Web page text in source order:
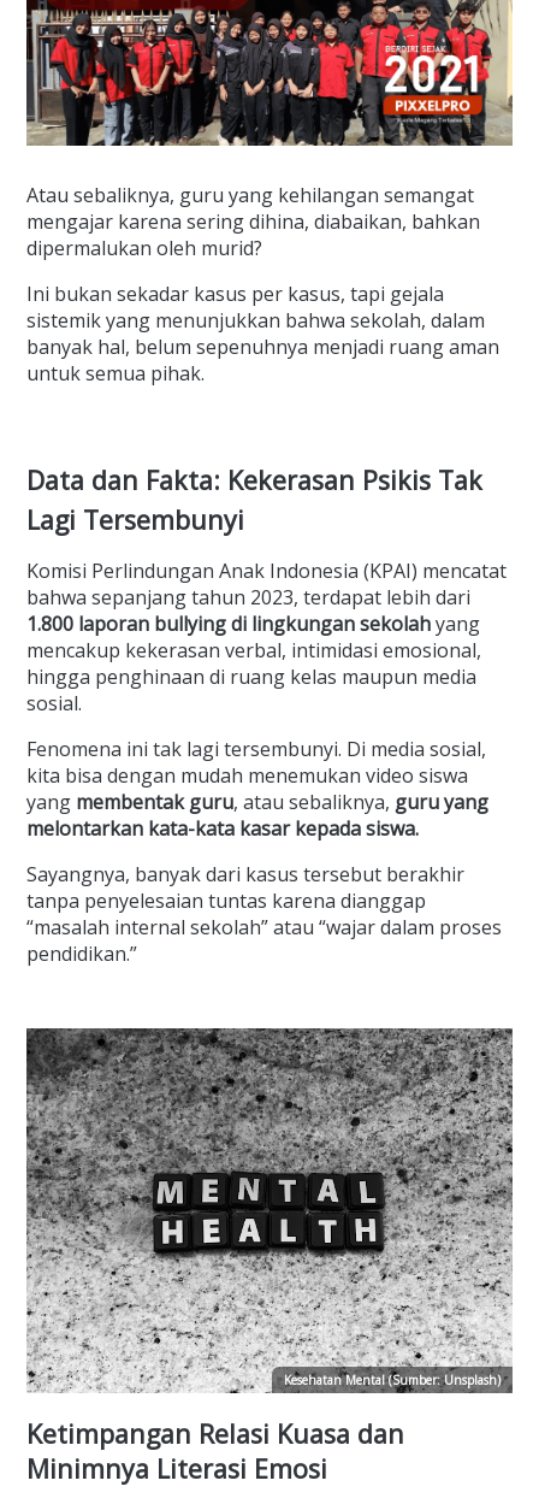
Atau sebaliknya, guru yang kehilangan semangat
mengajar karena sering dihina, diabaikan, bahkan
dipermalukan oleh murid?
Ini bukan sekadar kasus per kasus, tapi gejala
sistemik yang menunjukkan bahwa sekolah, dalam
banyak hal, belum sepenuhnya menjadi ruang aman
untuk semua pihak.
Data dan Fakta: Kekerasan Psikis Tak
Lagi Tersembunyi
Komisi Perlindungan Anak Indonesia (KPAI) mencatat
bahwa sepanjang tahun 2023, terdapat lebih dari
1.800 laporan bullying di lingkungan sekolahyang
mencakup kekerasan verbal, intimidasi emosional,
hingga penghinaan di ruang kelas maupun media
sosial.
Fenomena ini tak lagi tersembunyi. Di media sosial,
kita bisa dengan mudah menemukan video siswa
yang membentak guru, atau sebaliknya, guru yang
melontarkan kata-kata kasar kepada siswa.
Sayangnya, banyak dari kasus tersebut berakhir
tanpa penyelesaian tuntas karena dianggap
“masalah internal sekolah” atau “wajar dalam proses
pendidikan.”
Kesehatan Mental (Sumber: Unsplash)
Ketimpangan Relasi Kuasa dan
Minimnya Literasi Emosi